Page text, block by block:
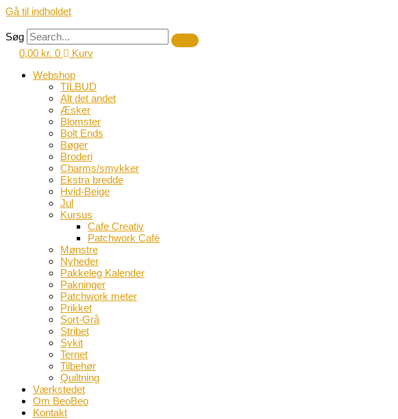
Gå til indholdet
Søg
0,00 kr. 0
Kurv
Webshop
TILBUD
Alt det andet
Æsker
Blomster
Bolt Ends
Bøger
Broderi
Charms/smykker
Ekstra bredde
Hvid-Beige
Jul
Kursus
Cafe Creativ
Patchwork Cafè
Mønstre
Nyheder
Pakkeleg Kalender
Pakninger
Patchwork meter
Prikket
Sort-Grå
Stribet
Sykit
Ternet
Tilbehør
Quiltning
Værkstedet
Om BeoBeo
Kontakt